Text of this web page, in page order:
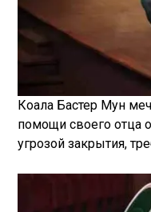
Коала Бастер Мун
помощи своего отца
угрозой закрытия,